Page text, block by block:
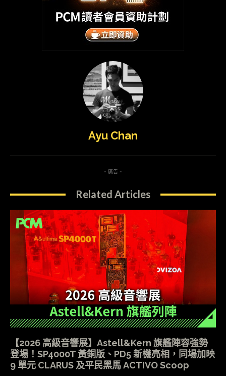
Ayu Chan
- 廣告 -
Related Articles
【2026 高級音響展】Astell&Kern 旗艦陣容強勢
登場！SP4000T 黃銅版、PD5 新機亮相，同場加映
9 單元 CLARUS 及平民黑馬 ACTIVO Scoop